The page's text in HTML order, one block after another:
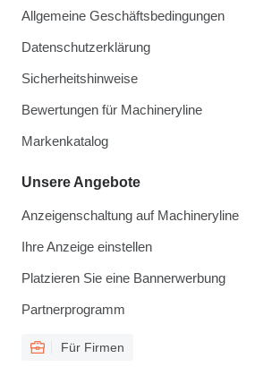
Allgemeine Geschäftsbedingungen
Datenschutzerklärung
Sicherheitshinweise
Bewertungen für Machineryline
Markenkatalog
Unsere Angebote
Anzeigenschaltung auf Machineryline
Ihre Anzeige einstellen
Platzieren Sie eine Bannerwerbung
Partnerprogramm
Für Firmen